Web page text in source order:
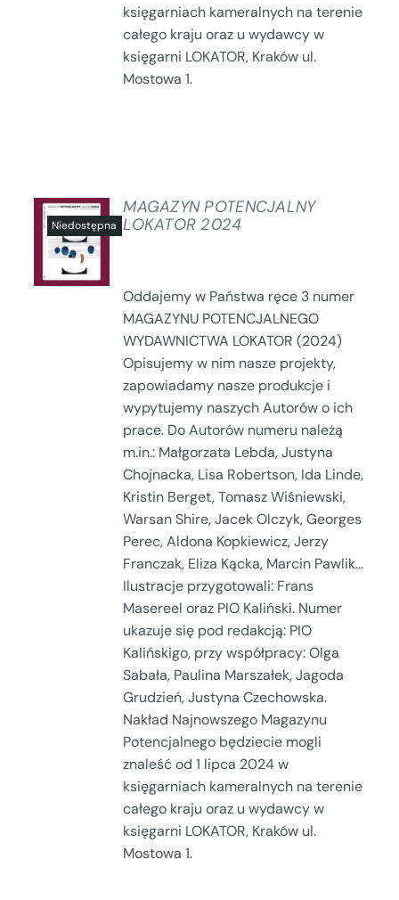
księgarniach kameralnych na terenie
całego kraju oraz u wydawcy w
księgarni LOKATOR, Kraków ul.
Mostowa 1.
SZCZEGÓŁY
MAGAZYN POTENCJALNY
LOKATOR 2024
Oddajemy w Państwa ręce 3 numer
MAGAZYNU POTENCJALNEGO
WYDAWNICTWA LOKATOR (2024)
Opisujemy w nim nasze projekty,
zapowiadamy nasze produkcje i
wypytujemy naszych Autorów o ich
prace. Do Autorów numeru należą
m.in.: Małgorzata Lebda, Justyna
Chojnacka, Lisa Robertson, Ida Linde,
Kristin Berget, Tomasz Wiśniewski,
Warsan Shire, Jacek Olczyk, Georges
Perec, Aldona Kopkiewicz, Jerzy
Franczak, Eliza Kącka, Marcin Pawlik...
Ilustracje przygotowali: Frans
Masereel oraz PIO Kaliński. Numer
ukazuje się pod redakcją: PIO
Kalińskigo, przy współpracy: Olga
Sabała, Paulina Marszałek, Jagoda
Grudzień, Justyna Czechowska.
Nakład Najnowszego Magazynu
Potencjalnego będziecie mogli
znaleść od 1 lipca 2024 w
księgarniach kameralnych na terenie
całego kraju oraz u wydawcy w
księgarni LOKATOR, Kraków ul.
Mostowa 1.